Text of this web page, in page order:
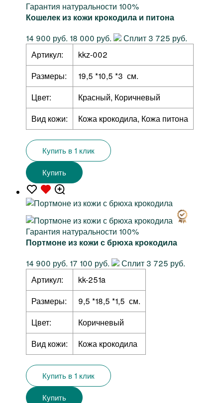
Гарантия натуральности 100%
Кошелек из кожи крокодила и питона
14 900 руб. 18 000 руб.
Сплит 3 725 руб.
Артикул:
kkz-002
Размеры:
19,5 *10,5 *3 см.
Цвет:
Красный, Коричневый
Вид кожи:
Кожа крокодила, Кожа питона
Купить в 1 клик
Купить
Гарантия натуральности 100%
Портмоне из кожи с брюха крокодила
14 900 руб. 17 100 руб.
Сплит 3 725 руб.
Артикул:
kk-251a
Размеры:
9,5 *18,5 *1,5 см.
Цвет:
Коричневый
Вид кожи:
Кожа крокодила
Купить в 1 клик
Купить